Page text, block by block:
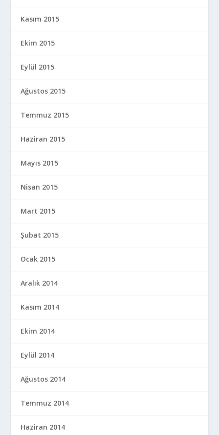
Kasım 2015
Ekim 2015
Eylül 2015
Ağustos 2015
Temmuz 2015
Haziran 2015
Mayıs 2015
Nisan 2015
Mart 2015
Şubat 2015
Ocak 2015
Aralık 2014
Kasım 2014
Ekim 2014
Eylül 2014
Ağustos 2014
Temmuz 2014
Haziran 2014